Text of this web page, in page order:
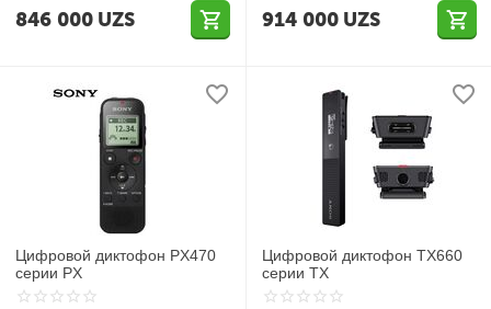
846 000 UZS 914 000 UZS
Цифровой диктофон PX470
серии PX
Цифровой диктофон TX660
серии TX